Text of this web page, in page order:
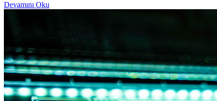
Devamını Oku